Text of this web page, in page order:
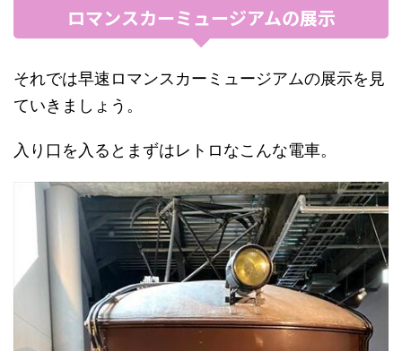
ロマンスカーミュージアムの展示
それでは早速ロマンスカーミュージアムの展示を見
ていきましょう。
入り口を入るとまずはレトロなこんな電車。